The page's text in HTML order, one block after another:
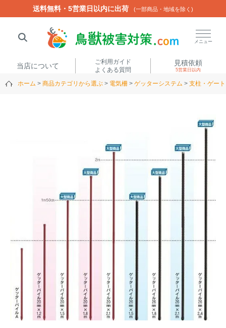
送料無料・5営業日以内に出荷 (一部商品・地域を除く)
メニュー
当店について
ご利用ガイド
よくある質問
見積依頼
5営業日以内
ホーム 商品カテゴリから選ぶ 電気柵 ゲッターシステム 支柱・ゲート
送料無料・5営業日以内に出荷 (一部商品・地域を除く)
閉じる
商品カテゴリから選ぶ
トレイルカメラ（セン
ラ（SDカード録画）
ICT・IoT機器
（捕獲通
知・遠隔監視）
箱わな
（アライグマ・ハ
クビシン・ネズミ等）
防獣・防鳥ネット
くくり罠
（イノシシ・
シカ等）
苗木食害防止材